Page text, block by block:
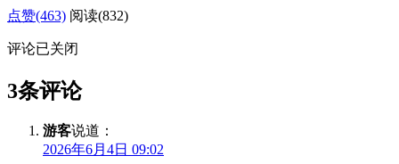
点赞(463) 阅读(832)
评论已关闭
3条评论
游客说道：
2026年6月4日 09:02